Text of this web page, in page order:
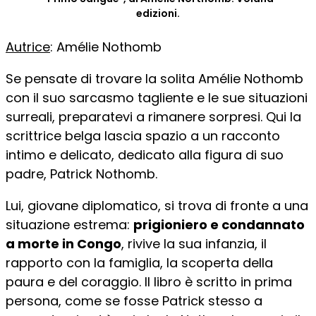
edizioni.
Autrice: Amélie Nothomb
Se pensate di trovare la solita Amélie Nothomb
con il suo sarcasmo tagliente e le sue situazioni
surreali, preparatevi a rimanere sorpresi. Qui la
scrittrice belga lascia spazio a un racconto
intimo e delicato, dedicato alla figura di suo
padre, Patrick Nothomb.
Lui, giovane diplomatico, si trova di fronte a una
situazione estrema: prigioniero e condannato
a morte in Congo, rivive la sua infanzia, il
rapporto con la famiglia, la scoperta della
paura e del coraggio. Il libro è scritto in prima
persona, come se fosse Patrick stesso a